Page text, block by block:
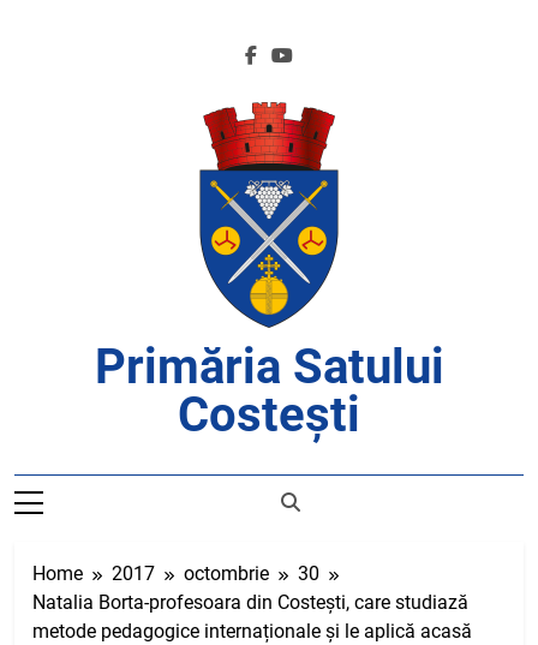
Primăria Satului
Costești
Home 2017 octombrie
30
Natalia Borta-profesoara din Costești, care studiază
metode pedagogice internaționale și le aplică acasă